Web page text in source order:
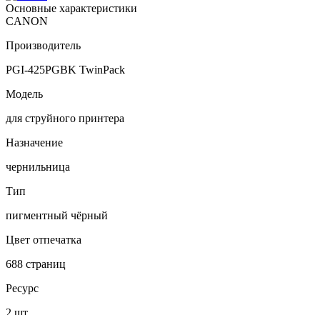
Основные характеристики
CANON
Производитель
PGI-425PGBK TwinPack
Модель
для струйного принтера
Назначение
чернильница
Тип
пигментный чёрный
Цвет отпечатка
688 страниц
Ресурс
2 шт